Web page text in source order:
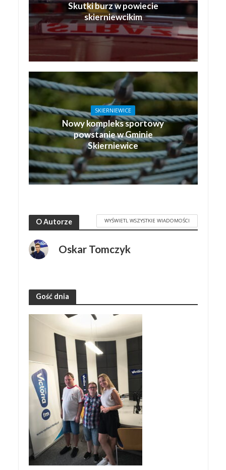
Skutki burz w powiecie
skierniewcikim
SKIERNIEWICE
Nowy kompleks sportowy
powstanie w Gminie
Skierniewice
O Autorze WYŚWIETL WSZYSTKIE WIADOMOŚCI
Oskar Tomczyk
Gość dnia